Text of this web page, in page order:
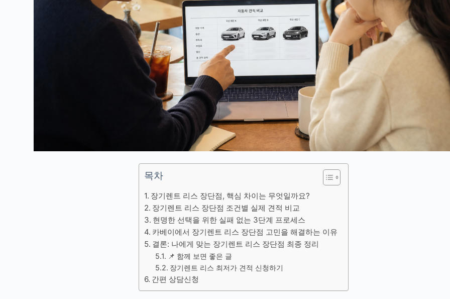
목차
장기렌트 리스 장단점, 핵심 차이는 무엇일까요?
장기렌트 리스 장단점 조건별 실제 견적 비교
현명한 선택을 위한 실패 없는 3단계 프로세스
카베이에서 장기렌트 리스 장단점 고민을 해결하는 이유
결론: 나에게 맞는 장기렌트 리스 장단점 최종 정리
📌 함께 보면 좋은 글
장기렌트 리스 최저가 견적 신청하기
간편 상담신청